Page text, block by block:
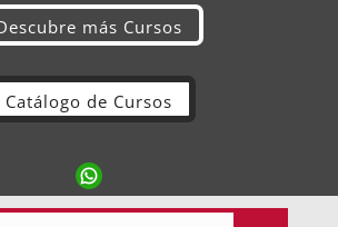
más Cursos
Catálogo de Cursos